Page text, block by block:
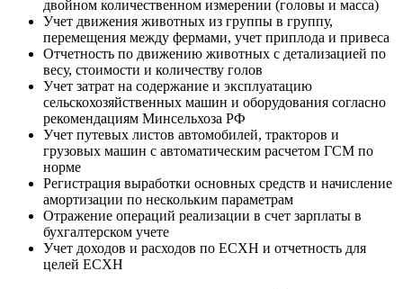
двойном количественном измерении (головы и масса)
Учет движения животных из группы в группу,
перемещения между фермами, учет приплода и привеса
Отчетность по движению животных с детализацией по
весу, стоимости и количеству голов
Учет затрат на содержание и эксплуатацию
сельскохозяйственных машин и оборудования согласно
рекомендациям Минсельхоза РФ
Учет путевых листов автомобилей, тракторов и
грузовых машин с автоматическим расчетом ГСМ по
норме
Регистрация выработки основных средств и начисление
амортизации по нескольким параметрам
Отражение операций реализации в счет зарплаты в
бухгалтерском учете
Учет доходов и расходов по ЕСХН и отчетность для
целей ЕСХН